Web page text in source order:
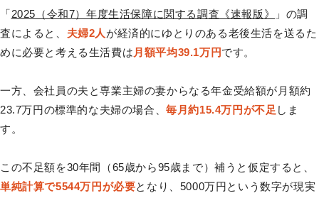
「2025（令和7）年度生活保障に関する調査《速報版》
」の調
査によると、 夫婦2人 が経済的にゆとりのある老後生活を送るた
めに必要と考える生活費は 月額平均39.1万円です。
一方、会社員の夫と専業主婦の妻からなる年金受給額が月額約
23.7万円の標準的な夫婦の場合、毎月約15.4万円が不足 しま
す。
この不足額を30年間（65歳から95歳まで）補うと仮定すると、
単純計算で5544万円が必要となり、5000万円という数字が現実